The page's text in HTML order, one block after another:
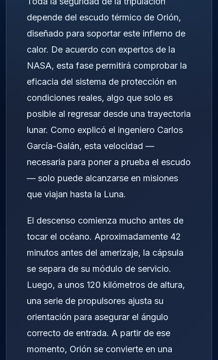
depende del escudo térmico de Orión,
diseñado para soportar este infierno de
calor. De acuerdo con expertos de la
NASA, esta fase permitirá comprobar la
eficacia del sistema de protección en
condiciones reales, algo que solo es
posible al regresar desde una trayectoria
lunar. Como explicó el ingeniero Carlos
García-Galán, esta velocidad —
necesaria para poner a prueba el escudo
— solo puede alcanzarse en misiones
que viajan hasta la Luna.
El descenso comienza mucho antes de
tocar el océano. Aproximadamente 42
minutos antes del amerizaje, la cápsula
se separa de su módulo de servicio.
Luego, a unos 120 kilómetros de altura,
una serie de propulsores ajusta su
orientación para asegurar el ángulo
correcto de entrada. A partir de ese
momento, Orión se convierte en una